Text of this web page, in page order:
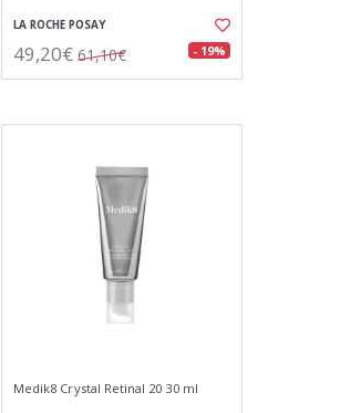
LA ROCHE POSAY
49,20€ 61,10€ - 19%
Medik8 Crystal Retinal 20 30 ml